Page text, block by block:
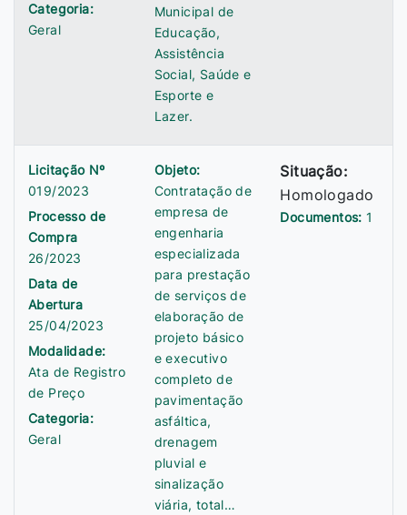
Categoria:
Geral
Municipal de
Educação,
Assistência
Social, Saúde e
Esporte e
Lazer.
Licitação Nº
019/2023
Processo de
Compra
26/2023
Data de
Abertura
25/04/2023
Modalidade:
Ata de Registro
de Preço
Categoria:
Geral
Objeto:
Contratação de
empresa de
engenharia
especializada
para prestação
de serviços de
elaboração de
projeto básico
e executivo
completo de
pavimentação
asfáltica,
drenagem
pluvial e
sinalização
viária, total…
Situação:
Homologado
Documentos:1